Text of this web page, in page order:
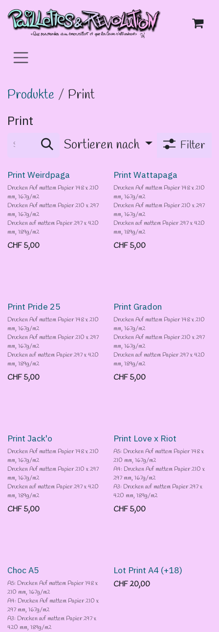
Produkte
Print
Print
Sortieren nach
Filter
Print Weirdpaga
Drucken Auf mattem Papier 148 x 210
mm, 167g/m2
Drucken Auf mattem Papier 210 x 297
mm, 167g/m2
Drucken auf mattem Papier 297 x 420
mm, 189g/m2
CHF 5,00
Print Wattapaga
Drucken Auf mattem Papier 148 x 210
mm, 167g/m2
Drucken Auf mattem Papier 210 x 297
mm, 167g/m2
Drucken auf mattem Papier 297 x 420
mm, 189g/m2
CHF 5,00
Print Pride 25
Drucken Auf mattem Papier 148 x 210
mm, 167g/m2
Drucken Auf mattem Papier 210 x 297
mm, 167g/m2
Drucken auf mattem Papier 297 x 420
mm, 189g/m2
CHF 5,00
Print Gradon
Drucken Auf mattem Papier 148 x 210
mm, 167g/m2
Drucken Auf mattem Papier 210 x 297
mm, 167g/m2
Drucken auf mattem Papier 297 x 420
mm, 189g/m2
CHF 5,00
Print Jack'o
Drucken Auf mattem Papier 148 x 210
mm, 167g/m2
Drucken Auf mattem Papier 210 x 297
mm, 167g/m2
Drucken auf mattem Papier 297 x 420
mm, 189g/m2
CHF 5,00
Print Love x Riot
A5: Drucken Auf mattem Papier 148 x
210 mm, 167g/m2
A4: Drucken Auf mattem Papier 210 x
297 mm, 167g/m2
A3: Drucken auf mattem Papier 297 x
420 mm, 189g/m2
CHF 5,00
Choc A5
A5: Drucken Auf mattem Papier 148 x
210 mm, 167g/m2
A4: Drucken Auf mattem Papier 210 x
297 mm, 167g/m2
A3: Drucken auf mattem Papier 297 x
420 mm, 189g/m2
3 pour 2!
Lot Print A4 (+18)
CHF20,00